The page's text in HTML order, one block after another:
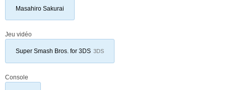
Masahiro Sakurai
Jeu vidéo
Super Smash Bros. for 3DS 3DS
Console